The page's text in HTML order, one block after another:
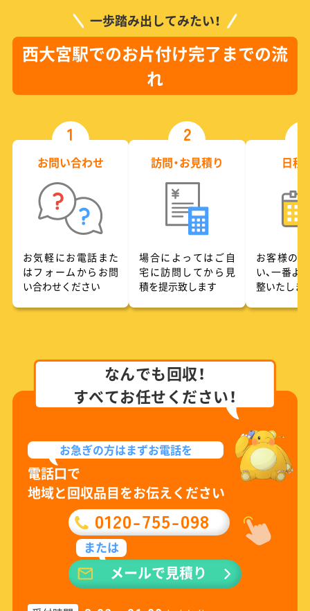
一歩踏み出してみたい！
西大宮駅でのお片付け完了までの流
れ
1
お問い合わせ
お気軽にお電話また
はフォームからお問
い合わせください
2
訪問・お見積り
場合によってはご自
宅に訪問してから見
積を提示致します
日程
お客様の
い、一番よ
整いたしま
なんでも回収！
すべてお任せください！
お急ぎの方はまずお電話を
電話口で
地域と回収品目をお伝えください
0120-755-098
または
メールで見積り